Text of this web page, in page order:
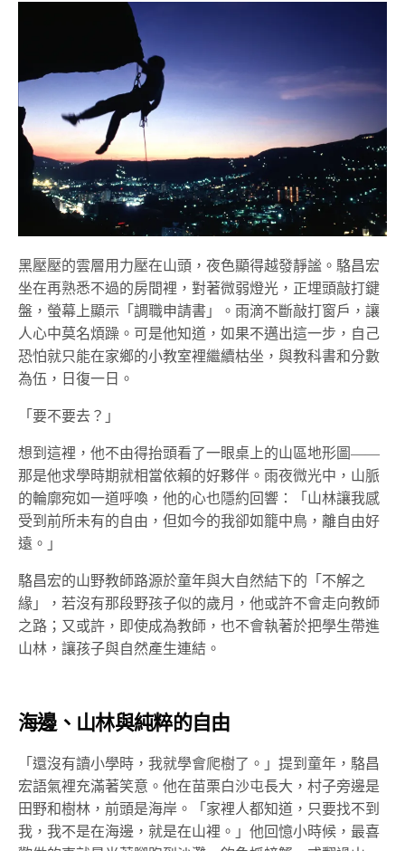
黑壓壓的雲層用力壓在山頭，夜色顯得越發靜謐。駱昌宏
坐在再熟悉不過的房間裡，對著微弱燈光，正埋頭敲打鍵
盤，螢幕上顯示「調職申請書」。雨滴不斷敲打窗戶，讓
人心中莫名煩躁。可是他知道，如果不邁出這一步，自己
恐怕就只能在家鄉的小教室裡繼續枯坐，與教科書和分數
為伍，日復一日。
「要不要去？」
想到這裡，他不由得抬頭看了一眼桌上的山區地形圖——
那是他求學時期就相當依賴的好夥伴。雨夜微光中，山脈
的輪廓宛如一道呼喚，他的心也隱約回響：「山林讓我感
受到前所未有的自由，但如今的我卻如籠中鳥，離自由好
遠。」
駱昌宏的山野教師路源於童年與大自然結下的「不解之
緣」，若沒有那段野孩子似的歲月，他或許不會走向教師
之路；又或許，即使成為教師，也不會執著於把學生帶進
山林，讓孩子與自然產生連結。
海邊、山林與純粹的自由
「還沒有讀小學時，我就學會爬樹了。」提到童年，駱昌
宏語氣裡充滿著笑意。他在苗栗白沙屯長大，村子旁邊是
田野和樹林，前頭是海岸。「家裡人都知道，只要找不到
我，我不是在海邊，就是在山裡。」他回憶小時候，最喜